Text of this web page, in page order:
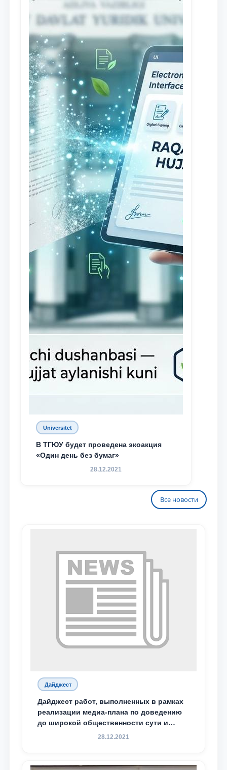
Universitet
В ТГЮУ будет проведена экоакция
«Один день без бумаг»
28.12.2021
Все новости
Дайджест
Дайджест работ, выполненных в рамках
реализации медиа-плана по доведению
до широкой общественности сути и
содержания задач, определённых в
Мажлису и народу Узбекистана
28.12.2021